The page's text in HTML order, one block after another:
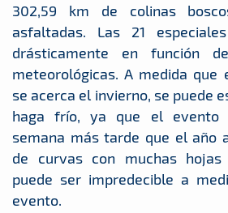
302,59 km de colinas
asfaltadas. Las 21
drásticamente en función
meteorológicas. A medida
se acerca el invierno, se puede
haga frío, ya que el evento
semana más tarde que el año
de curvas con muchas
puede ser impredecible a
evento.